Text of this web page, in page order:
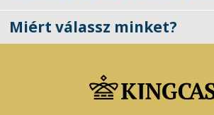
Miért válassz minket?